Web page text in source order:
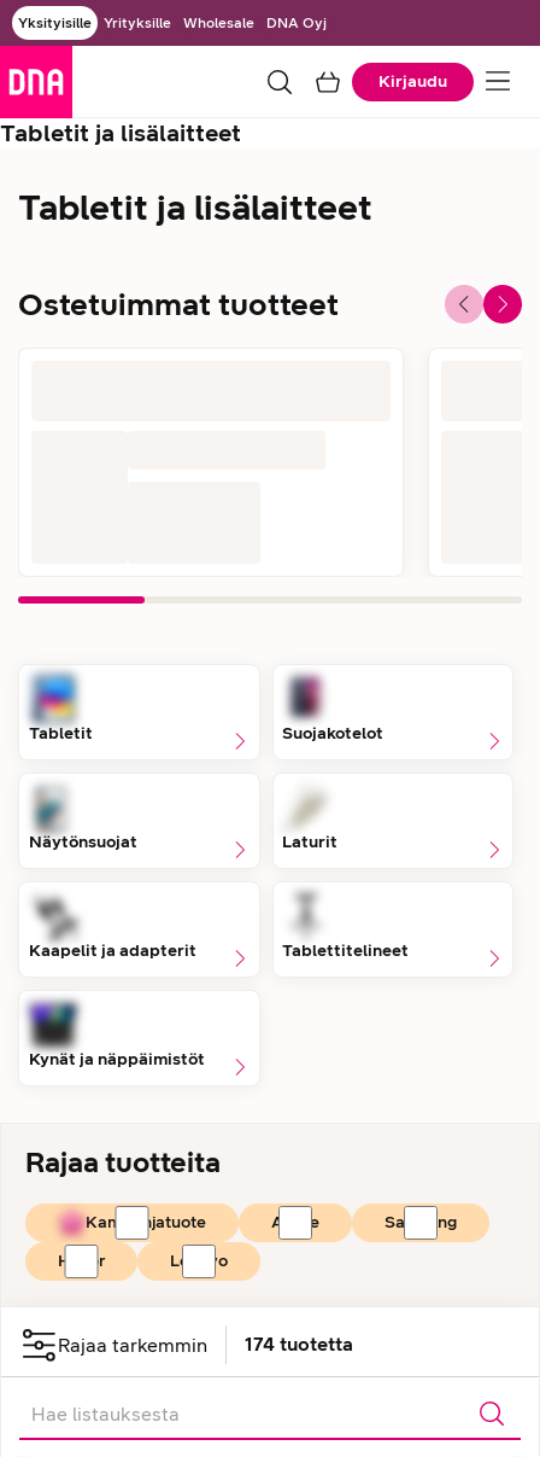
Yksityisille Yrityksille Wholesale DNA Oyj
Kirjaudu
Tabletit ja lisälaitteet
Tabletit ja lisälaitteet
Ostetuimmat tuotteet
Tabletit Suojakotelot
Näytönsuojat Laturit
Kaapelit ja adapterit Tablettitelineet
Kynät ja näppäimistöt
Rajaa tuotteita
Kampanjatuote Apple
Samsung
Honor
Lenovo
Rajaa tarkemmin 174 tuotetta